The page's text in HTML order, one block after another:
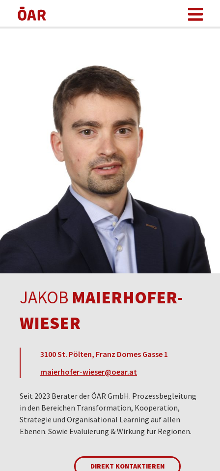
BERATUNGSFELDER
ÜBER UNS
NEWS
DOWNLOADS
KONTAKT
JAKOB MAIERHOFER-
WIESER
3100 St. Pölten, Franz Domes Gasse 1
maierhofer-wieser@oear.at
Seit 2023 Berater der ÖAR GmbH. Prozessbegleitung
in den Bereichen Transformation, Kooperation,
Strategie und Organisational Learning auf allen
Ebenen. Sowie Evaluierung & Wirkung für Regionen.
DIREKT KONTAKTIEREN